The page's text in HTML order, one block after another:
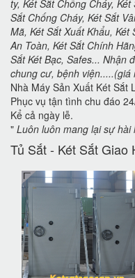
ty, Két Sắt Chống Cháy,
Sắt Chống Cháy, Két Sắt
Mã, Két Sắt Xuất Khẩu,
An Toàn, Két Sắt Chính
Sắt Két Bạc, Safes... Nhận
chung cư, bệnh viện.....(giá
Nhà Máy Sản Xuất Két Sắt
Phục vụ tận tình chu đáo
Kể cả ngày lễ.
" Luôn luôn mang lại sự
Tủ Sắt - Két Sắt Giao